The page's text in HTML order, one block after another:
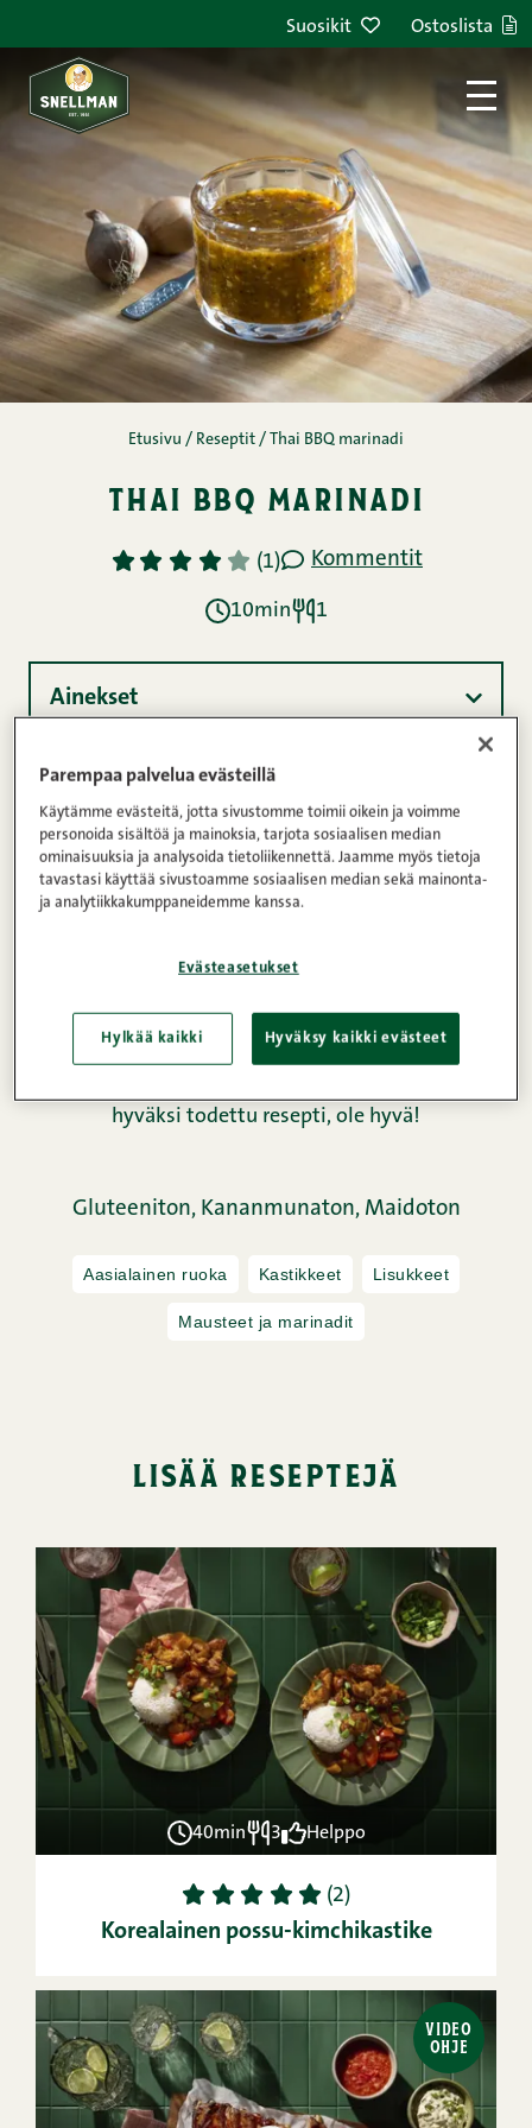
Suosikit Ostoslista
Etusivu / Reseptit / Thai BBQ marinadi
thai bbq marinadi
1 2 3 4 5 (1) Kommentit
10min 1
Ainekset
Ohje
Ravintosisältö
Liharuokaan saa hyvää vaihtelua erilaisilla
marinadeilla. Ota tämä mausteinen ja värikäs
marinadi kokeiluun ja saat takuulla kiitosta koko
hyväksi todettu resepti, ole hyvä!
Gluteeniton, Kananmunaton, Maidoton
Aasialainen ruoka Kastikkeet Lisukkeet
Mausteet ja marinadit
lisää reseptejä
40min 3 Helppo
1 2 3 4 5 (2)
Korealainen possu-kimchikastike
VIDEO
OHJE
Parempaa palvelua evästeillä
Käytämme evästeitä, jotta sivustomme toimii oikein ja voimme
personoida sisältöä ja mainoksia, tarjota sosiaalisen median
ominaisuuksia ja analysoida tietoliikennettä. Jaamme myös tietoja
tavastasi käyttää sivustoamme sosiaalisen median sekä mainonta-
ja analytiikkakumppaneidemme kanssa.
Evästeasetukset
Hylkää kaikki Hyväksy kaikki evästeet